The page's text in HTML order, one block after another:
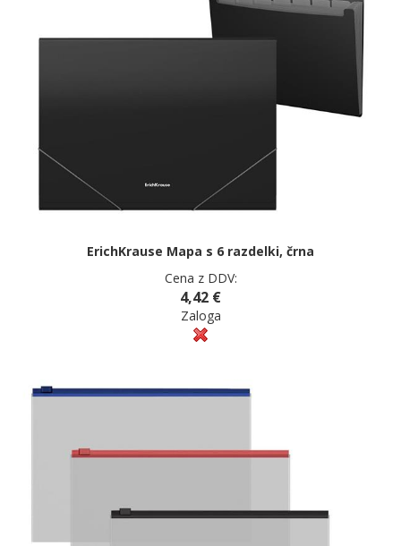
ErichKrause Mapa s 6 razdelki, črna
Cena z DDV:
4,42 €
Zaloga